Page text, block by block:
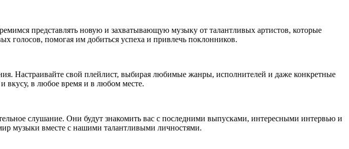
представлять новую и захватывающую музыку от талантливых артистов, которые
помогая им добиться успеха и привлечь поклонников.
Настраивайте свой плейлист, выбирая любимые жанры, исполнителей и даже конкретные
вкусу, в любое время и в любом месте.
слушание. Они будут знакомить вас с последними выпусками, интересными интервью и
музыки вместе с нашими талантливыми личностями.